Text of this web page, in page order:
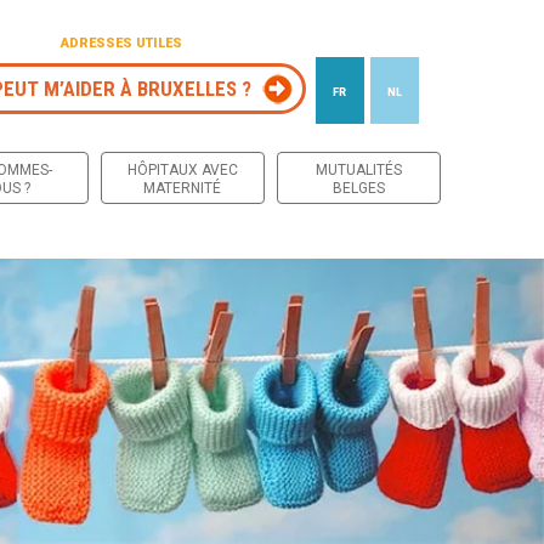
ADRESSES UTILES
M’AIDER À BRUXELLES ? FR NL
?
HÔPITAUX AVEC
MATERNITÉ
MUTUALITÉS
BELGES